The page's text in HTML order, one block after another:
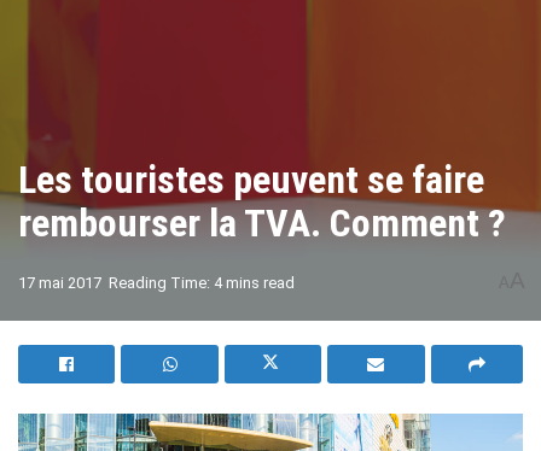
Les touristes peuvent se faire
rembourser la TVA. Comment ?
17 mai 2017 Reading Time: 4 mins read